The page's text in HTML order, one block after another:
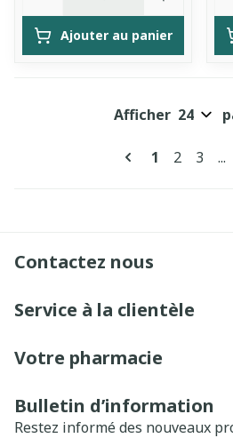
Ajouter au panier
Pages
Vous lisez
1 Page
2 Page
3 ...
Afficher
Contactez nous
Service à la clientèle
Votre pharmacie
Bulletin d’information
Restez informé des nouveaux